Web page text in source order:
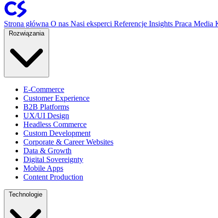
Strona główna O nas Nasi eksperci Referencje Insights Praca Media
Rozwiązania
E-Commerce
Customer Experience
B2B Platforms
UX/UI Design
Headless Commerce
Custom Development
Corporate & Career Websites
Data & Growth
Digital Sovereignty
Mobile Apps
Content Production
Technologie